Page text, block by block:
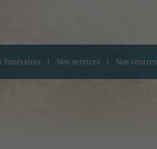
funéraires Nos services Nos